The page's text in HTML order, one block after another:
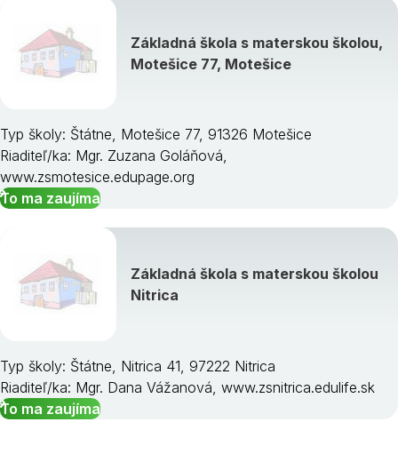
Základná škola s materskou školou,
Motešice 77, Motešice
Typ školy: Štátne, Motešice 77, 91326 Motešice
Riaditeľ/ka: Mgr. Zuzana Goláňová,
www.zsmotesice.edupage.org
To ma zaujíma
Základná škola s materskou školou
Nitrica
Typ školy: Štátne, Nitrica 41, 97222 Nitrica
Riaditeľ/ka: Mgr. Dana Vážanová, www.zsnitrica.edulife.sk
To ma zaujíma